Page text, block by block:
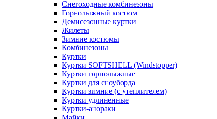
Снегоходные комбинезоны
Горнолыжный костюм
Демисезонные куртки
Жилеты
Зимние костюмы
Комбинезоны
Куртки
Куртки SOFTSHELL (Windstopper)
Куртки горнолыжные
Куртки для сноуборда
Куртки зимние (с утеплителем)
Куртки удлиненные
Куртки-анораки
Майки